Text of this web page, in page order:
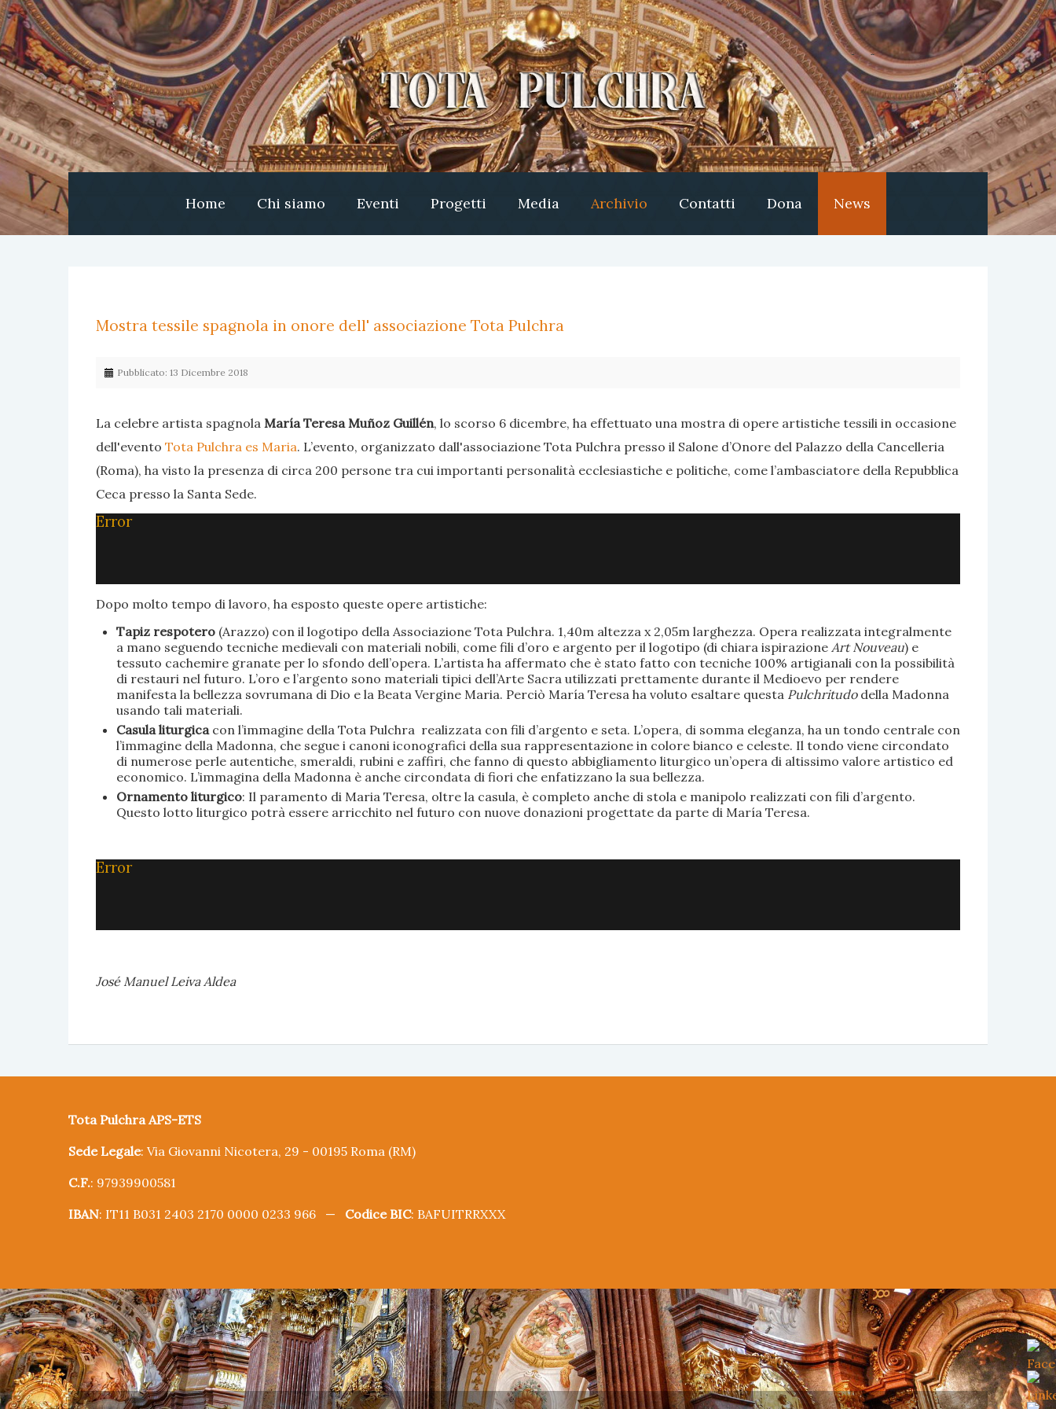
Home Chi siamo Eventi Progetti Media Archivio Contatti Dona News
Mostra tessile spagnola in onore dell' associazione Tota Pulchra
Pubblicato: 13 Dicembre 2018
La celebre artista spagnola María Teresa Muñoz Guillén, lo scorso 6 dicembre, ha effettuato una mostra di opere artistiche tessili in occasione
dell'evento Tota Pulchra es Maria. L’evento, organizzato dall'associazione Tota Pulchra presso il Salone d’Onore del Palazzo della Cancelleria
(Roma), ha visto la presenza di circa 200 persone tra cui importanti personalità ecclesiastiche e politiche, come l’ambasciatore della Repubblica
Ceca presso la Santa Sede.
Error
Dopo molto tempo di lavoro, ha esposto queste opere artistiche:
Tapiz respotero(Arazzo) con il logotipo della Associazione Tota Pulchra. 1,40m altezza x 2,05m larghezza. Opera realizzata integralmente
a mano seguendo tecniche medievali con materiali nobili, come fili d’oro e argento per il logotipo (di chiara ispirazione Art Nouveau) e
tessuto cachemire granate per lo sfondo dell’opera. L’artista ha affermato che è stato fatto con tecniche 100% artigianali con la possibilità
di restauri nel futuro. L’oro e l’argento sono materiali tipici dell’Arte Sacra utilizzati prettamente durante il Medioevo per rendere
manifesta la bellezza sovrumana di Dio e la Beata Vergine Maria. Perciò María Teresa ha voluto esaltare questa Pulchritudo della Madonna
usando tali materiali.
Casula liturgica con l’immagine della Tota Pulchra realizzata con fili d’argento e seta. L’opera, di somma eleganza, ha un tondo centrale con
l’immagine della Madonna, che segue i canoni iconografici della sua rappresentazione in colore bianco e celeste. Il tondo viene circondato
di numerose perle autentiche, smeraldi, rubini e zaffiri, che fanno di questo abbigliamento liturgico un’opera di altissimo valore artistico ed
economico. L’immagina della Madonna è anche circondata di fiori che enfatizzano la sua bellezza.
Ornamento liturgico: Il paramento di Maria Teresa, oltre la casula, è completo anche di stola e manipolo realizzati con fili d’argento.
Questo lotto liturgico potrà essere arricchito nel futuro con nuove donazioni progettate da parte di María Teresa.
Error
José Manuel Leiva Aldea
Tota Pulchra APS-ETS
Sede Legale: Via Giovanni Nicotera, 29 - 00195 Roma (RM)
C.F.: 97939900581
IBAN: IT11 B031 2403 2170 0000 0233 966 — Codice BIC: BAFUITRRXXX